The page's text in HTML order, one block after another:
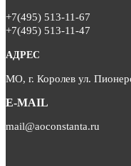
+7(495) 513-11-67
+7(495) 513-11-47
АДРЕС
МО, г. Королев ул.
E-MAIL
mail@aoconstanta.ru